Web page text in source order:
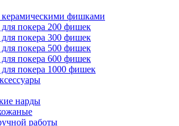
керамическими фишками
покера 200 фишек
покера 300 фишек
покера 500 фишек
покера 600 фишек
покера 1000 фишек
нарды
работы